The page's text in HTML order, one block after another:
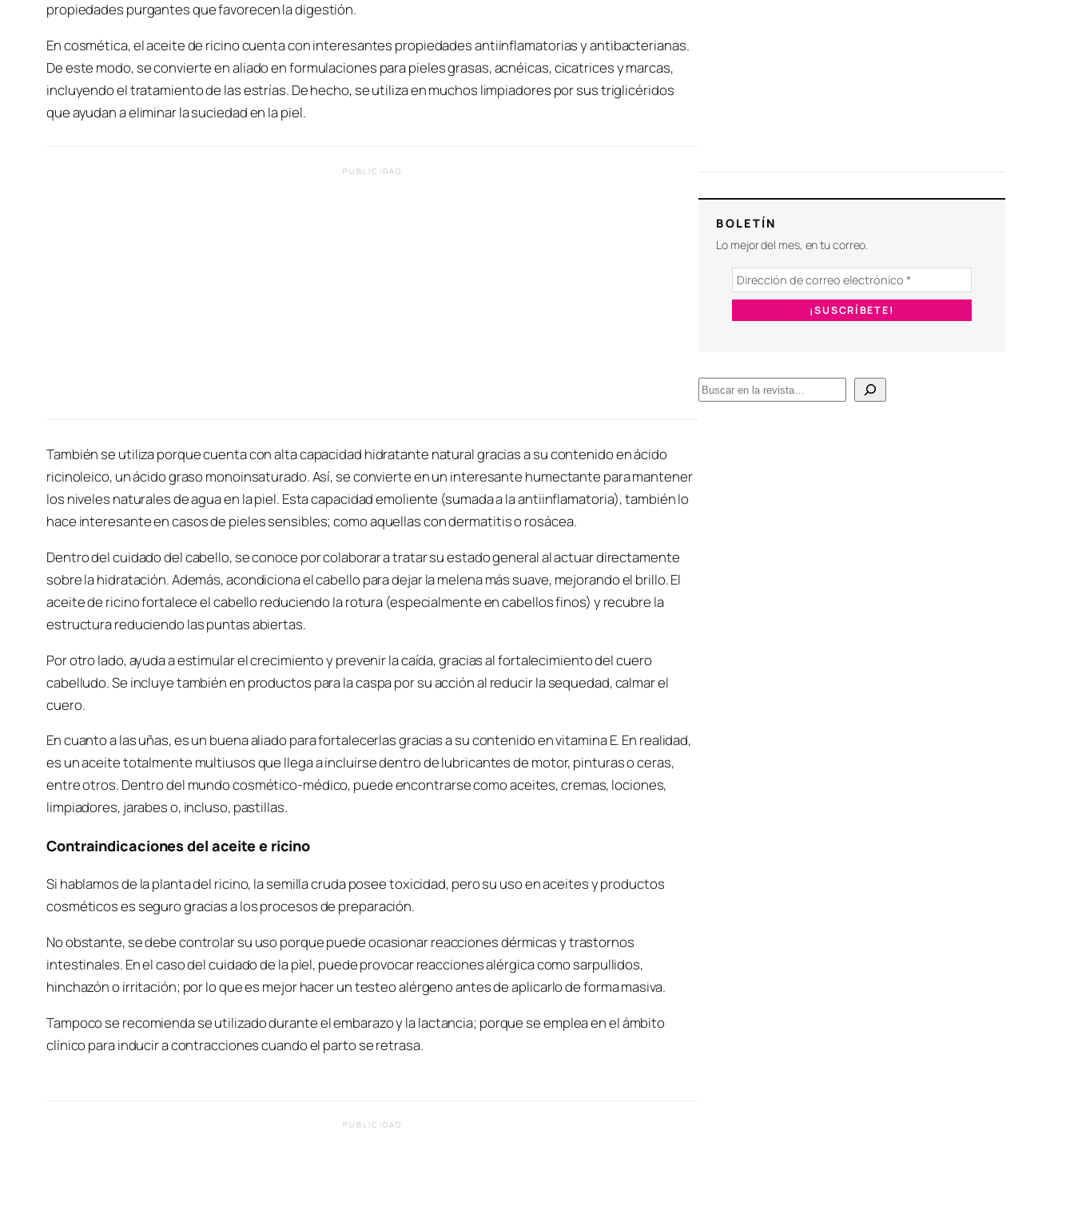
propiedades purgantes que favorecen la digestión.
En cosmética, el aceite de ricino cuenta con interesantes propiedades antiinflamatorias y antibacterianas.
De este modo, se convierte en aliado en formulaciones para pieles grasas, acnéicas, cicatrices y marcas,
incluyendo el tratamiento de las estrías. De hecho, se utiliza en muchos limpiadores por sus triglicéridos
que ayudan a eliminar la suciedad en la piel.
PUBLICIDAD
También se utiliza porque cuenta con alta capacidad hidratante natural gracias a su contenido en ácido
ricinoleico, un ácido graso monoinsaturado. Así, se convierte en un interesante humectante para mantener
los niveles naturales de agua en la piel. Esta capacidad emoliente (sumada a la antiinflamatoria), también lo
hace interesante en casos de pieles sensibles; como aquellas con dermatitis o rosácea.
Dentro del cuidado del cabello, se conoce por colaborar a tratar su estado general al actuar directamente
sobre la hidratación. Además, acondiciona el cabello para dejar la melena más suave, mejorando el brillo. El
aceite de ricino fortalece el cabello reduciendo la rotura (especialmente en cabellos finos) y recubre la
estructura reduciendo las puntas abiertas.
Por otro lado, ayuda a estimular el crecimiento y prevenir la caída, gracias al fortalecimiento del cuero
cabelludo. Se incluye también en productos para la caspa por su acción al reducir la sequedad, calmar el
cuero.
En cuanto a las uñas, es un buena aliado para fortalecerlas gracias a su contenido en vitamina E. En realidad,
es un aceite totalmente multiusos que llega a incluirse dentro de lubricantes de motor, pinturas o ceras,
entre otros. Dentro del mundo cosmético-médico, puede encontrarse como aceites, cremas, lociones,
limpiadores, jarabes o, incluso, pastillas.
Contraindicaciones del aceite e ricino
Si hablamos de la planta del ricino, la semilla cruda posee toxicidad, pero su uso en aceites y productos
cosméticos es seguro gracias a los procesos de preparación.
No obstante, se debe controlar su uso porque puede ocasionar reacciones dérmicas y trastornos
intestinales. En el caso del cuidado de la piel, puede provocar reacciones alérgica como sarpullidos,
hinchazón o irritación; por lo que es mejor hacer un testeo alérgeno antes de aplicarlo de forma masiva.
Tampoco se recomienda se utilizado durante el embarazo y la lactancia; porque se emplea en el ámbito
clínico para inducir a contracciones cuando el parto se retrasa.
PUBLICIDAD
BOLETÍN
Lo mejor del mes, en tu correo.
B